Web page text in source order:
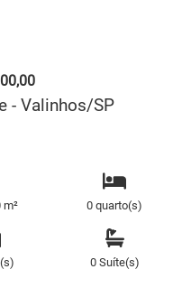
- Valinhos/SP
m² 0 quarto(s)
0 Suíte(s)